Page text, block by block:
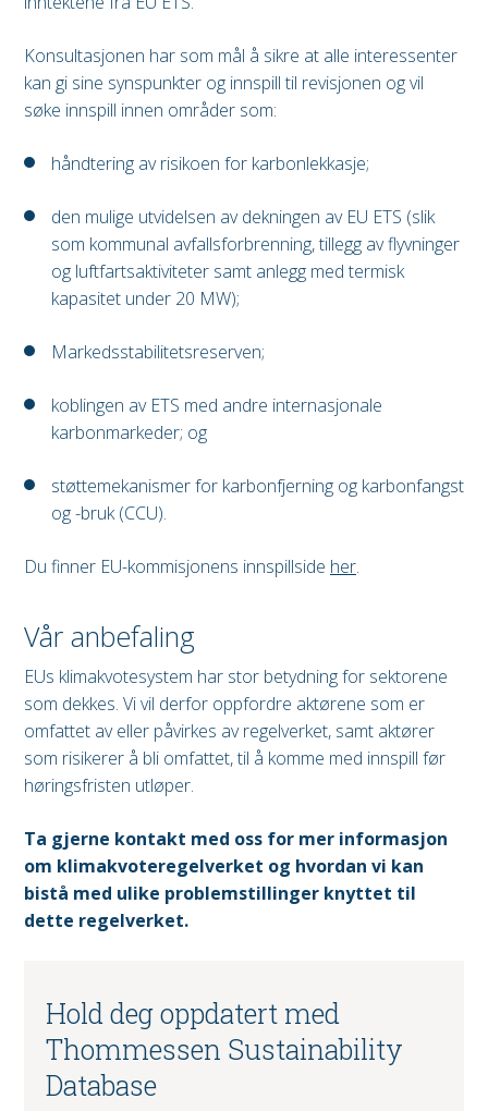
Konsultasjonen har som mål å sikre at alle interessenter
kan gi sine synspunkter og innspill til revisjonen og vil
søke innspill innen områder som:
håndtering av risikoen for karbonlekkasje;
den mulige utvidelsen av dekningen av EU ETS (slik
som kommunal avfallsforbrenning, tillegg av flyvninger
og luftfartsaktiviteter samt anlegg med termisk
kapasitet under 20 MW);
Markedsstabilitetsreserven;
koblingen av ETS med andre internasjonale
karbonmarkeder; og
støttemekanismer for karbonfjerning og karbonfangst
og -bruk (CCU).
Du finner EU-kommisjonens innspillside her.
Vår anbefaling
EUs klimakvotesystem har stor betydning for sektorene
som dekkes. Vi vil derfor oppfordre aktørene som er
omfattet av eller påvirkes av regelverket, samt aktører
som risikerer å bli omfattet, til å komme med innspill før
høringsfristen utløper.
Ta gjerne kontakt med oss for mer informasjon
om klimakvoteregelverket og hvordan vi kan
bistå med ulike problemstillinger knyttet til
dette regelverket.
Hold deg oppdatert med
Thommessen Sustainability
Database